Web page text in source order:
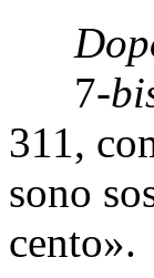
7-
311,
sono
cento».